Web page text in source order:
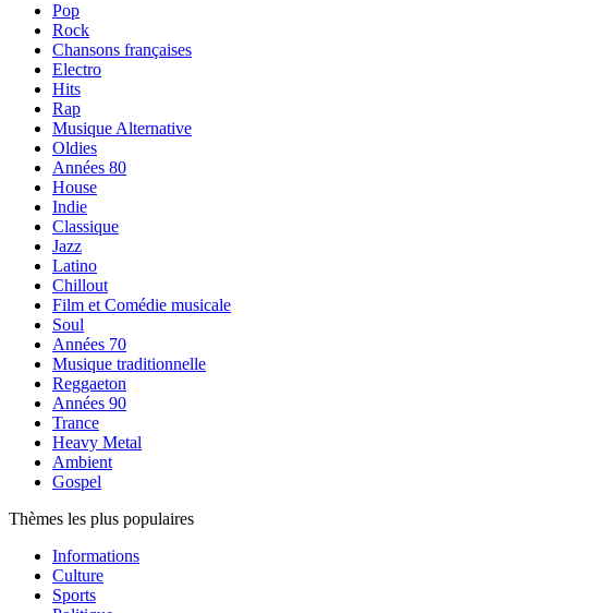
Pop
Rock
Chansons françaises
Electro
Hits
Rap
Musique Alternative
Oldies
Années 80
House
Indie
Classique
Jazz
Latino
Chillout
Film et Comédie musicale
Soul
Années 70
Musique traditionnelle
Reggaeton
Années 90
Trance
Heavy Metal
Ambient
Gospel
Thèmes les plus populaires
Informations
Culture
Sports